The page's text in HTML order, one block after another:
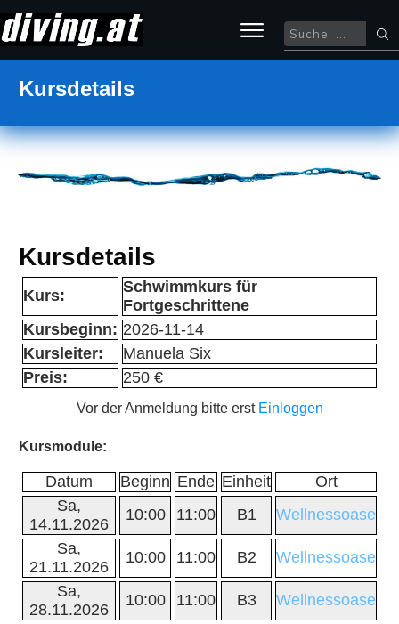
Kursdetails
Kursdetails
Kurs:
Schwimmkurs für
Fortgeschrittene
Kursbeginn: 2026-11-14
Kursleiter:
Manuela Six
Preis:
250 €
Vor der Anmeldung bitte erst Einloggen
Kursmodule:
Datum Beginn Ende Einheit
Ort
Sa,
14.11.2026
10:00 11:00 B1
Wellnessoase
Sa,
21.11.2026
10:00 11:00 B2
Wellnessoase
Sa,
28.11.2026
10:00 11:00 B3
Wellnessoase